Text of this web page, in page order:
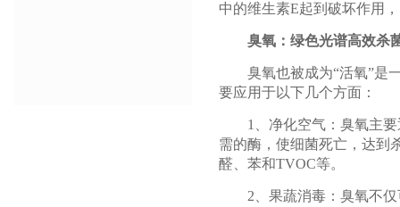
中的维生素E起到破坏作用
臭氧：绿色光谱高效杀
臭氧也被成为“活氧”是
要应用于以下几个方面：
1、净化空气：臭氧主要
需的酶，使细菌死亡，达到
醛、苯和TVOC等。
2、果蔬消毒：臭氧不仅